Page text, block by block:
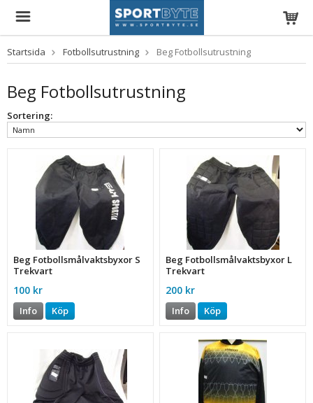
Startsida Fotbollsutrustning Beg Fotbollsutrustning
Beg Fotbollsutrustning
Sortering:
Beg Fotbollsmålvaktsbyxor S
Trekvart
100 kr
Info Köp
Beg Fotbollsmålvaktsbyxor L
Trekvart
200 kr
Info Köp